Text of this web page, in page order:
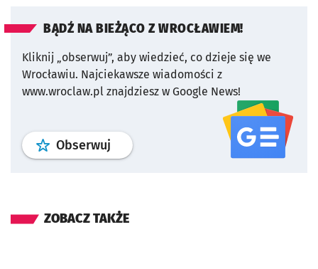
BĄDŹ NA BIEŻĄCO Z WROCŁAWIEM!
Kliknij „obserwuj”, aby wiedzieć, co dzieje się we
Wrocławiu. Najciekawsze wiadomości z
www.wroclaw.pl znajdziesz w Google News!
Obserwuj profil serwisu
ZOBACZ TAKŻE